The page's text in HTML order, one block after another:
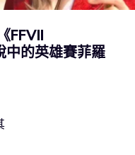
FFVII
中的英雄賽菲羅